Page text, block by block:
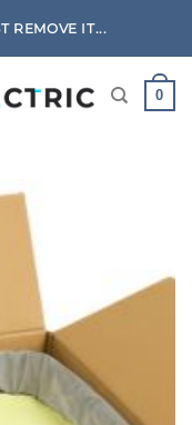
REMOVE IT...
0